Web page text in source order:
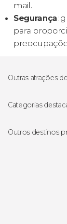
mail.
Segurança:
para
Outras atrações
Categorias
Outros destinos